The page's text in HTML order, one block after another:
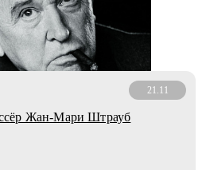
21.11
Жан-Мари Штрауб